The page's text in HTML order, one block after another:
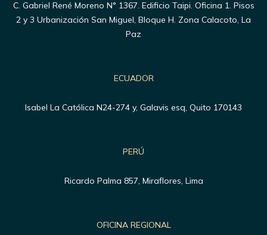
C. Gabriel René Moreno N° 1367. Edificio Taipi. Oficina 1. Pisos
2 y 3 Urbanización San Miguel, Bloque H. Zona Calacoto, La
Paz
ECUADOR
Isabel La Católica N24-274 y, Galavis esq, Quito 170143
PERÚ
Ricardo Palma 857, Miraflores, Lima
OFICINA REGIONAL